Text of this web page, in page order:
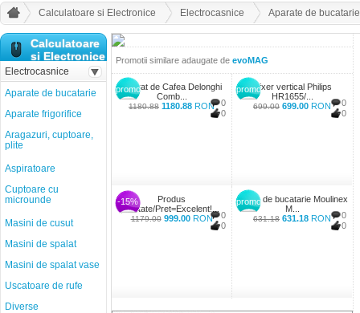
Calculatoare si Electronice Electrocasnice Aparate de bucatarie
Promotii similare adaugate de evoMAG
promo
0
0
Aparat de Cafea Delonghi
Comb...
1180.88 1180.88 RON
promo
0
0
Mixer vertical Philips
HR1655/...
699.00 699.00 RON
-15%
0
0
Produs
Calitate/Pret=Excelent!...
1179.00 999.00 RON
promo
0
0
Robot de bucatarie Moulinex
M...
631.18 631.18 RON
Calculatoare
si Electronice
Electrocasnice
Aparate de bucatarie
Aparate frigorifice
Aragazuri, cuptoare,
plite
Aspiratoare
Cuptoare cu
microunde
Masini de cusut
Masini de spalat
Masini de spalat vase
Uscatoare de rufe
Diverse